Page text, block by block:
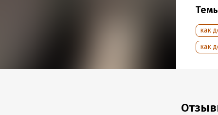
как
как